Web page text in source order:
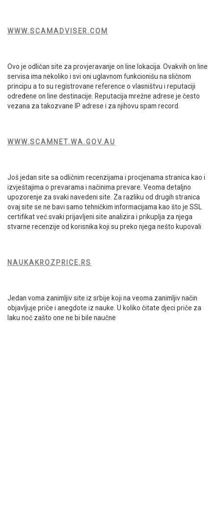
WWW.SCAMADVISER.COM
Ovo je odličan site za provjeravanje on line lokacija. Ovakvih on line
servisa ima nekoliko i svi oni uglavnom funkcionišu na sličnom
principu a to su registrovane reference o vlasništvu i reputaciji
određene on line destinacije. Reputacija mrežne adrese je često
vezana za takozvane IP adrese i za njihovu spam record.
WWW.SCAMNET.WA.GOV.AU
Još jedan site sa odličnim recenzijama i procjenama stranica kao i
izvještajima o prevarama i načinima prevare. Veoma detaljno
upozorenje za svaki navedeni site. Za razliku od drugih stranica
ovaj site se ne bavi samo tehničkim informacijama kao što je SSL
certifikat već svaki prijavljeni site analizira i prikuplja za njega
stvarne recenzije od korisnika koji su preko njega nešto kupovali
NAUKAKROZPRICE.RS
Jedan voma zanimljiv site iz srbije koji na veoma zanimljiv način
objavljuje priče i anegdote iz nauke. U koliko čitate djeci priče za
laku noć zašto one ne bi bile naučne